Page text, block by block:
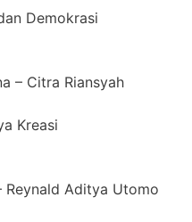
Demokrasi
– Citra Riansyah
Kreasi
Aditya Utomo